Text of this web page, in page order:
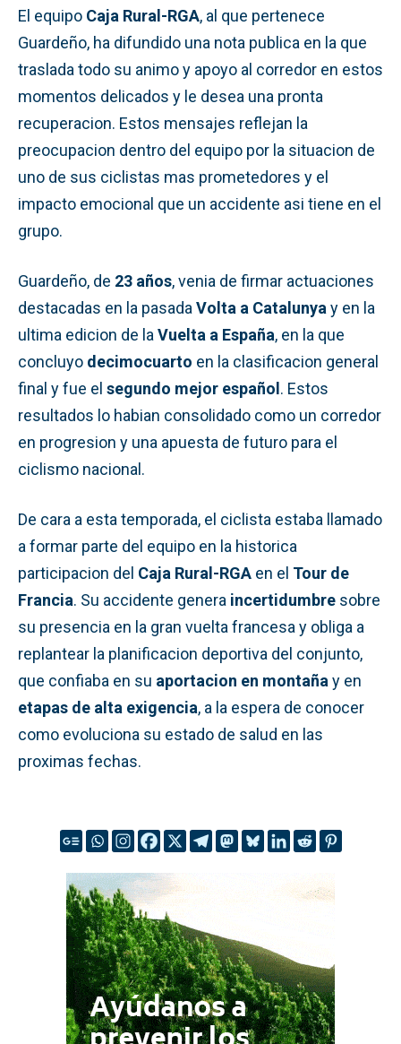
El equipo Caja Rural-RGA, al que pertenece
Guardeño, ha difundido una nota publica en la que
traslada todo su animo y apoyo al corredor en estos
momentos delicados y le desea una pronta
recuperacion. Estos mensajes reflejan la
preocupacion dentro del equipo por la situacion de
uno de sus ciclistas mas prometedores y el
impacto emocional que un accidente asi tiene en el
grupo.
Guardeño, de 23 años, venia de firmar actuaciones
destacadas en la pasada Volta a Catalunya y en la
ultima edicion de la Vuelta a España, en la que
concluyo decimocuarto en la clasificacion general
final y fue el segundo mejor español. Estos
resultados lo habian consolidado como un corredor
en progresion y una apuesta de futuro para el
ciclismo nacional.
De cara a esta temporada, el ciclista estaba llamado
a formar parte del equipo en la historica
participacion del Caja Rural-RGA en el Tour de
Francia. Su accidente genera incertidumbre sobre
su presencia en la gran vuelta francesa y obliga a
replantear la planificacion deportiva del conjunto,
que confiaba en su aportacion en montaña y en
etapas de alta exigencia, a la espera de conocer
como evoluciona su estado de salud en las
proximas fechas.